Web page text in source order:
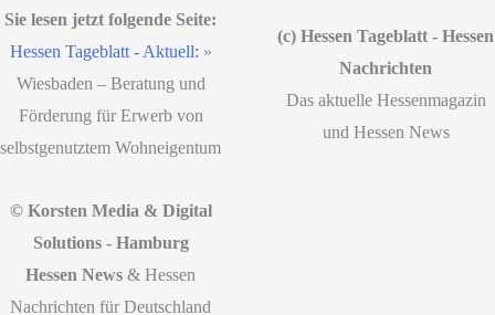
Sie lesen jetzt folgende Seite:
Hessen Tageblatt - Aktuell: »
Wiesbaden – Beratung und
Förderung für Erwerb von
selbstgenutztem Wohneigentum
(c) Hessen Tageblatt - Hessen
Nachrichten
Das aktuelle Hessenmagazin
und Hessen News
© Korsten Media & Digital
Solutions - Hamburg
Hessen News & Hessen
Nachrichten für Deutschland